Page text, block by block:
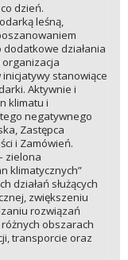
dzień.
leśną,
działania
stanowiące
Aktywnie i
klimatu i
negatywnego
Zastępca
i Zamówień.
zielona
klimatycznych”
działań służących
zwiększeniu
rozwiązań
obszarach
transporcie oraz